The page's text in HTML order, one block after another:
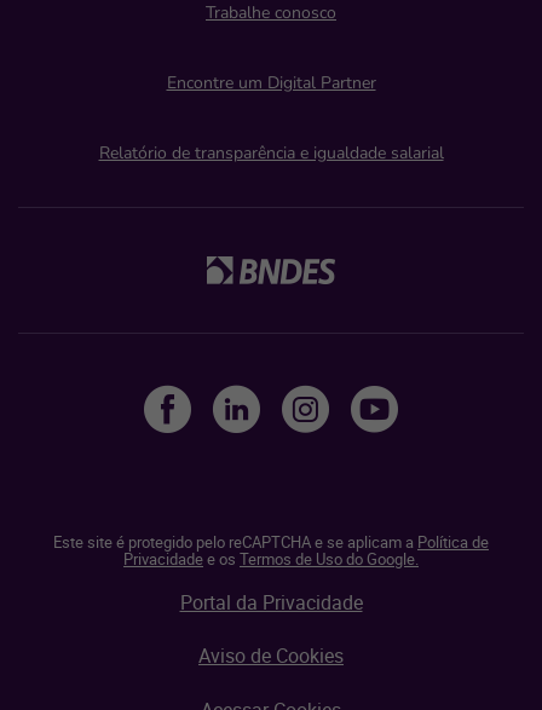
Trabalhe conosco
Encontre um Digital Partner
Relatório de transparência e igualdade salarial
Este site é protegido pelo reCAPTCHA e se aplicam a Política de
Privacidadee os Termos de Uso do Google.
Portal da Privacidade
Aviso de Cookies